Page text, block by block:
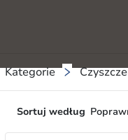
Kategorie
Sortuj według